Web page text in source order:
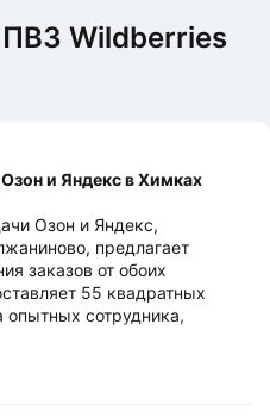
Wildberries
и Яндекс в Химках
Озон и Яндекс,
предлагает
заказов от обоих
55 квадратных
опытных сотрудника,
5% для заказов Озон и